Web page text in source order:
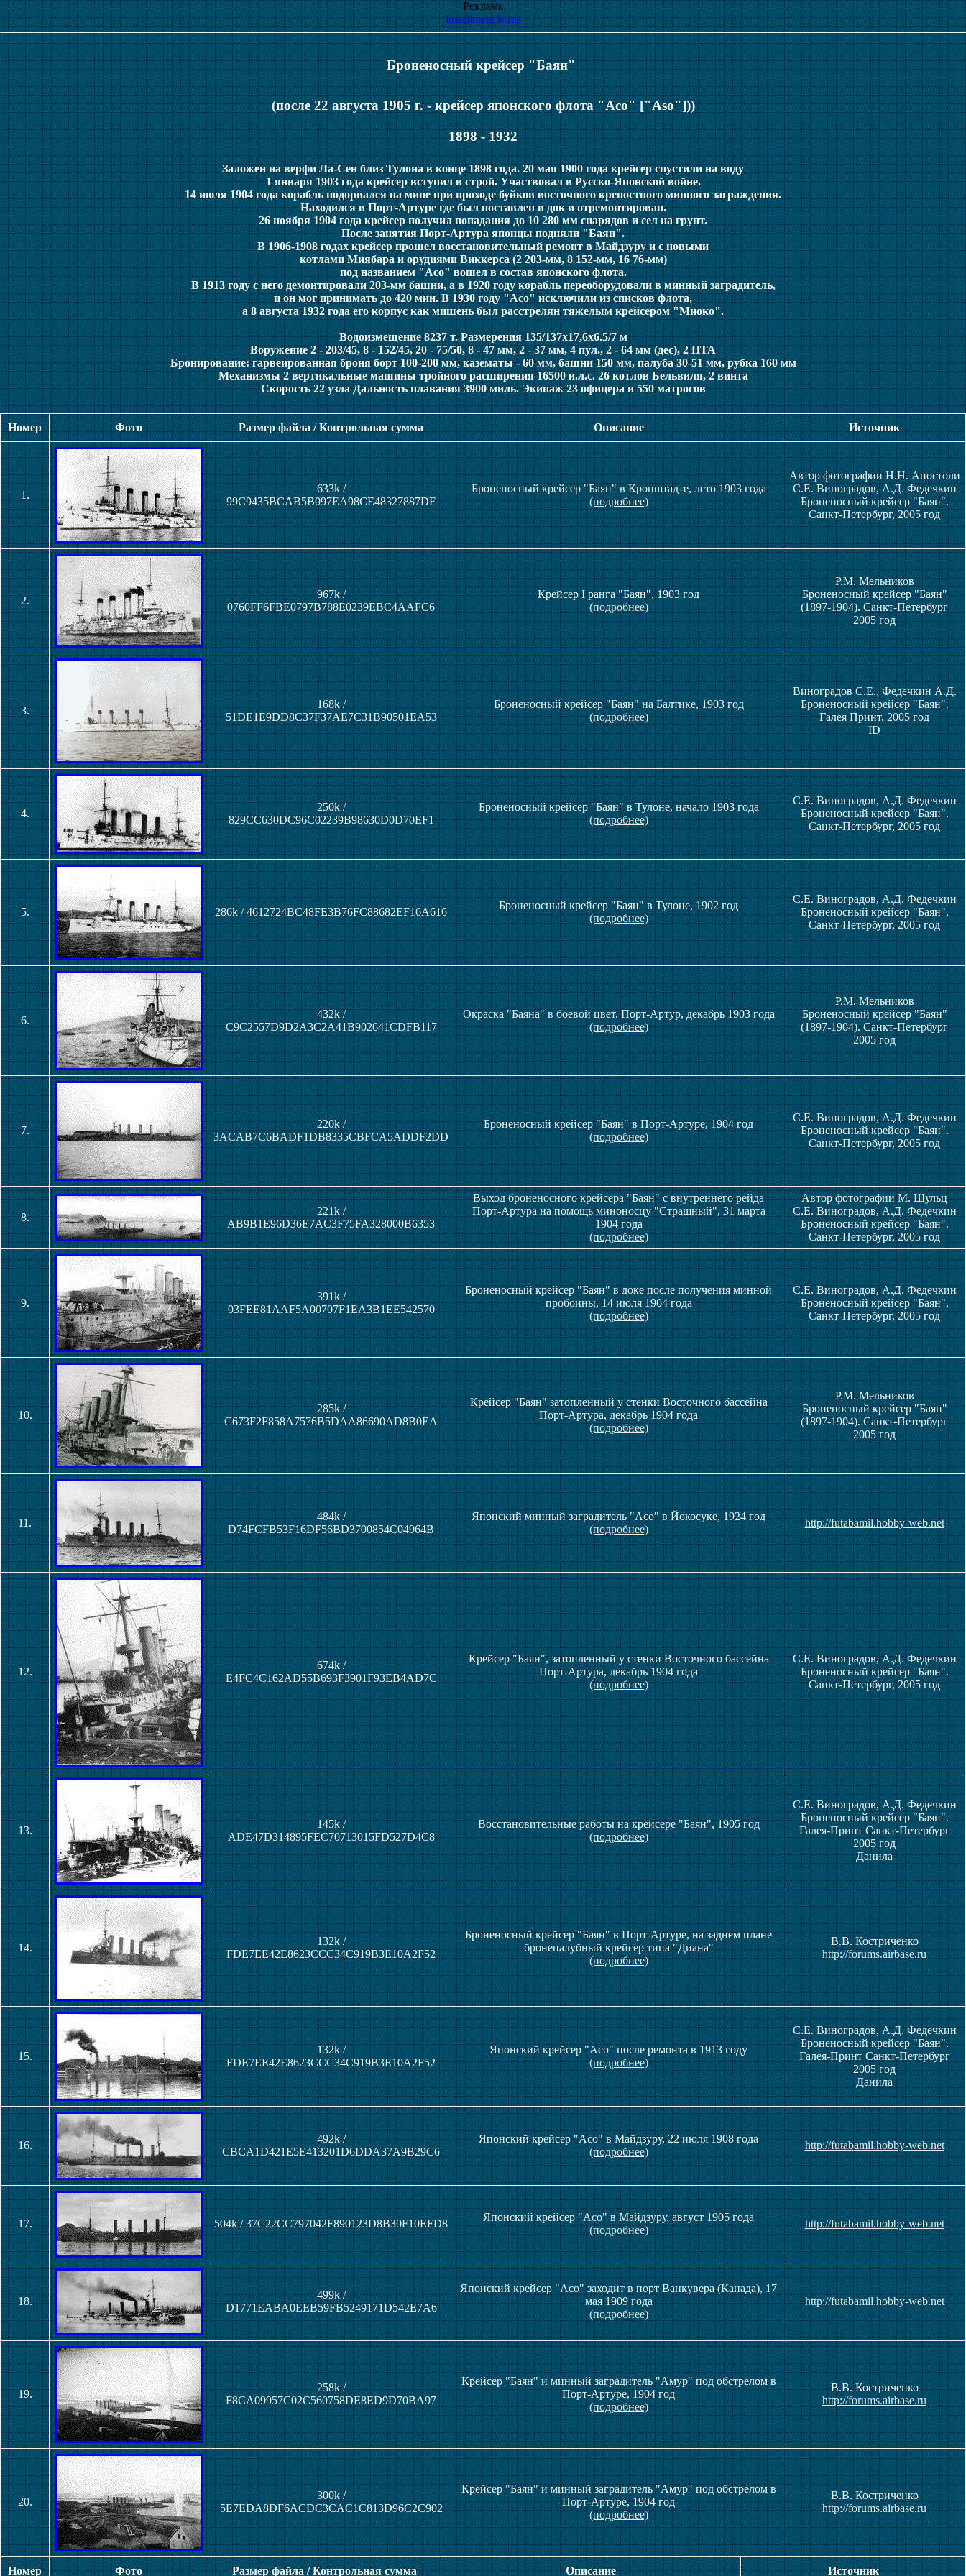
Реклама
installment loans
Броненосный крейсер "Баян"
(после 22 августа 1905 г. - крейсер японского флота "Асо" ["Aso"]))
1898 - 1932
Заложен на верфи Ла-Сен близ Тулона в конце 1898 года. 20 мая 1900 года крейсер спустили на воду
1 января 1903 года крейсер вступил в строй. Участвовал в Русско-Японской войне.
14 июля 1904 года корабль подорвался на мине при проходе буйков восточного крепостного минного заграждения.
Находился в Порт-Артуре где был поставлен в док и отремонтирован.
26 ноября 1904 года крейсер получил попадания до 10 280 мм снарядов и сел на грунт.
После занятия Порт-Артура японцы подняли "Баян".
В 1906-1908 годах крейсер прошел восстановительный ремонт в Майдзуру и с новыми
котлами Миябара и орудиями Виккерса (2 203-мм, 8 152-мм, 16 76-мм)
под названием "Асо" вошел в состав японского флота.
В 1913 году с него демонтировали 203-мм башни, а в 1920 году корабль переоборудовали в минный заградитель,
и он мог принимать до 420 мин. В 1930 году "Асо" исключили из списков флота,
а 8 августа 1932 года его корпус как мишень был расстрелян тяжелым крейсером "Миоко".
Водоизмещение 8237 т. Размерения 135/137x17,6x6.5/7 м
Воружение 2 - 203/45, 8 - 152/45, 20 - 75/50, 8 - 47 мм, 2 - 37 мм, 4 пул., 2 - 64 мм (дес), 2 ПТА
Бронирование: гарвеированная броня борт 100-200 мм, казематы - 60 мм, башни 150 мм, палуба 30-51 мм, рубка 160 мм
Механизмы 2 вертикальные машины тройного расширения 16500 и.л.с. 26 котлов Бельвиля, 2 винта
Скорость 22 узла Дальность плавания 3900 миль. Экипаж 23 офицера и 550 матросов
Номер Фото Размер файла / Контрольная сумма Описание Источник
1.
633k /
99C9435BCAB5B097EA98CE48327887DF
Броненосный крейсер "Баян" в Кронштадте, лето 1903 года
(подробнее)
Автор фотографии Н.Н. Апостоли
С.Е. Виноградов, А.Д. Федечкин
Броненосный крейсер "Баян".
Санкт-Петербург, 2005 год
2.
967k /
0760FF6FBE0797B788E0239EBC4AAFC6
Крейсер I ранга "Баян", 1903 год
(подробнее)
Р.М. Мельников
Броненосный крейсер "Баян"
(1897-1904). Санкт-Петербург
2005 год
3.
168k /
51DE1E9DD8C37F37AE7C31B90501EA53
Броненосный крейсер "Баян" на Балтике, 1903 год
(подробнее)
Виноградов С.Е., Федечкин А.Д.
Броненосный крейсер "Баян".
Галея Принт, 2005 год
ID
4.
250k /
829CC630DC96C02239B98630D0D70EF1
Броненосный крейсер "Баян" в Тулоне, начало 1903 года
(подробнее)
С.Е. Виноградов, А.Д. Федечкин
Броненосный крейсер "Баян".
Санкт-Петербург, 2005 год
5. 286k / 4612724BC48FE3B76FC88682EF16A616
Броненосный крейсер "Баян" в Тулоне, 1902 год
(подробнее)
С.Е. Виноградов, А.Д. Федечкин
Броненосный крейсер "Баян".
Санкт-Петербург, 2005 год
6.
432k /
C9C2557D9D2A3C2A41B902641CDFB117
Окраска "Баяна" в боевой цвет. Порт-Артур, декабрь 1903 года
(подробнее)
Р.М. Мельников
Броненосный крейсер "Баян"
(1897-1904). Санкт-Петербург
2005 год
7.
220k /
3ACAB7C6BADF1DB8335CBFCA5ADDF2DD
Броненосный крейсер "Баян" в Порт-Артуре, 1904 год
(подробнее)
С.Е. Виноградов, А.Д. Федечкин
Броненосный крейсер "Баян".
Санкт-Петербург, 2005 год
8.
221k /
AB9B1E96D36E7AC3F75FA328000B6353
Выход броненосного крейсера "Баян" с внутреннего рейда
Порт-Артура на помощь миноносцу "Страшный", 31 марта
1904 года
(подробнее)
Автор фотографии М. Шульц
С.Е. Виноградов, А.Д. Федечкин
Броненосный крейсер "Баян".
Санкт-Петербург, 2005 год
9.
391k /
03FEE81AAF5A00707F1EA3B1EE542570
Броненосный крейсер "Баян" в доке после получения минной
пробоины, 14 июля 1904 года
(подробнее)
С.Е. Виноградов, А.Д. Федечкин
Броненосный крейсер "Баян".
Санкт-Петербург, 2005 год
10.
285k /
C673F2F858A7576B5DAA86690AD8B0EA
Крейсер "Баян" затопленный у стенки Восточного бассейна
Порт-Артура, декабрь 1904 года
(подробнее)
Р.М. Мельников
Броненосный крейсер "Баян"
(1897-1904). Санкт-Петербург
2005 год
11.
484k /
D74FCFB53F16DF56BD3700854C04964B
Японский минный заградитель "Асо" в Йокосуке, 1924 год
(подробнее)
http://futabamil.hobby-web.net
12.
674k /
E4FC4C162AD55B693F3901F93EB4AD7C
Крейсер "Баян", затопленный у стенки Восточного бассейна
Порт-Артура, декабрь 1904 года
(подробнее)
С.Е. Виноградов, А.Д. Федечкин
Броненосный крейсер "Баян".
Санкт-Петербург, 2005 год
13.
145k /
ADE47D314895FEC70713015FD527D4C8
Восстановительные работы на крейсере "Баян", 1905 год
(подробнее)
С.Е. Виноградов, А.Д. Федечкин
Броненосный крейсер "Баян".
Галея-Принт Санкт-Петербург
2005 год
Данила
14.
132k /
FDE7EE42E8623CCC34C919B3E10A2F52
Броненосный крейсер "Баян" в Порт-Артуре, на заднем плане
бронепалубный крейсер типа "Диана"
(подробнее)
В.В. Костриченко
http://forums.airbase.ru
15.
132k /
FDE7EE42E8623CCC34C919B3E10A2F52
Японский крейсер "Асо" после ремонта в 1913 году
(подробнее)
С.Е. Виноградов, А.Д. Федечкин
Броненосный крейсер "Баян".
Галея-Принт Санкт-Петербург
2005 год
Данила
16.
492k /
CBCA1D421E5E413201D6DDA37A9B29C6
Японский крейсер "Асо" в Майдзуру, 22 июля 1908 года
(подробнее)
http://futabamil.hobby-web.net
17. 504k / 37C22CC797042F890123D8B30F10EFD8
Японский крейсер "Асо" в Майдзуру, август 1905 года
(подробнее)
http://futabamil.hobby-web.net
18.
499k /
D1771EABA0EEB59FB5249171D542E7A6
Японский крейсер "Асо" заходит в порт Ванкувера (Канада), 17
мая 1909 года
(подробнее)
http://futabamil.hobby-web.net
19.
258k /
F8CA09957C02C560758DE8ED9D70BA97
Крейсер "Баян" и минный заградитель "Амур" под обстрелом в
Порт-Артуре, 1904 год
(подробнее)
В.В. Костриченко
http://forums.airbase.ru
20.
300k /
5E7EDA8DF6ACDC3CAC1C813D96C2C902
Крейсер "Баян" и минный заградитель "Амур" под обстрелом в
Порт-Артуре, 1904 год
(подробнее)
В.В. Костриченко
http://forums.airbase.ru
Номер Фото Размер файла / Контрольная сумма Описание Источник